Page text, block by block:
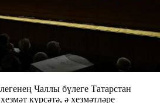
Чаллы бүлеге Татарстан
күрсәтә, ә хезмәтләре